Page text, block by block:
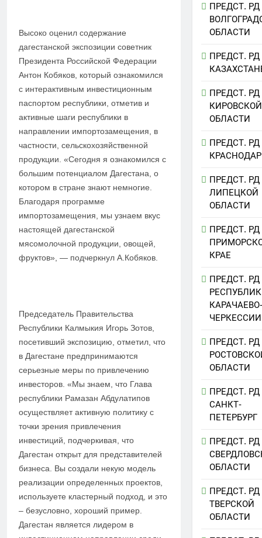
Высоко оценил содержание
дагестанской экспозиции советник
Президента Российской Федерации
Антон Кобяков, который ознакомился
с интерактивным инвестиционным
паспортом республики, отметив и
активные шаги республики в
направлении импортозамещения, в
частности, сельскохозяйственной
продукции. «Сегодня я ознакомился с
большим потенциалом Дагестана, о
котором в стране знают немногие.
Благодаря программе
импортозамещения, мы узнаем вкус
настоящей дагестанской
мясомолочной продукции, овощей,
фруктов», — подчеркнул А.Кобяков.
Председатель Правительства
Республики Калмыкия Игорь Зотов,
посетивший экспозицию, отметил, что
в Дагестане предпринимаются
серьезные меры по привлечению
инвесторов. «Мы знаем, что Глава
республики Рамазан Абдулатипов
осуществляет активную политику с
точки зрения привлечения
инвестиций, подчеркивая, что
Дагестан открыт для представителей
бизнеса. Вы создали некую модель
реализации определенных проектов,
используете кластерный подход, и это
– безусловно, хороший пример.
Дагестан является лидером в
ПРЕДСТ. РД
ОБЛАСТИ
ПРЕДСТ. РД
ПРЕДСТ. РД
КИРОВСКОЙ
ОБЛАСТИ
ПРЕДСТ. РД
ПРЕДСТ. РД
ЛИПЕЦКОЙ
ОБЛАСТИ
ПРЕДСТ. РД
КРАЕ
ПРЕДСТ. РД
КАРАЧАЕВО-
ЧЕРКЕССИИ
ПРЕДСТ. РД
ОБЛАСТИ
ПРЕДСТ. РД
САНКТ-
ПЕТЕРБУРГ
ПРЕДСТ. РД
ОБЛАСТИ
ПРЕДСТ. РД
ТВЕРСКОЙ
ОБЛАСТИ